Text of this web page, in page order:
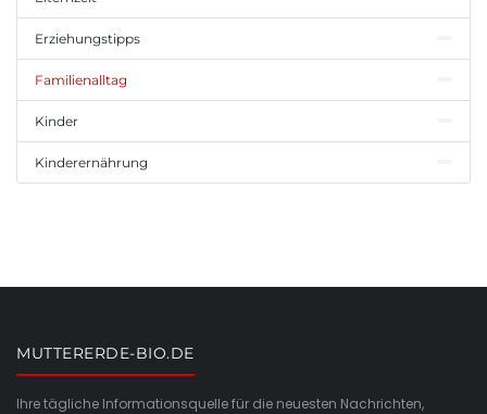
Erziehungstipps
Familienalltag
Kinder
Kinderernährung
MUTTERERDE-BIO.DE
Ihre tägliche Informationsquelle für die neuesten Nachrichten,